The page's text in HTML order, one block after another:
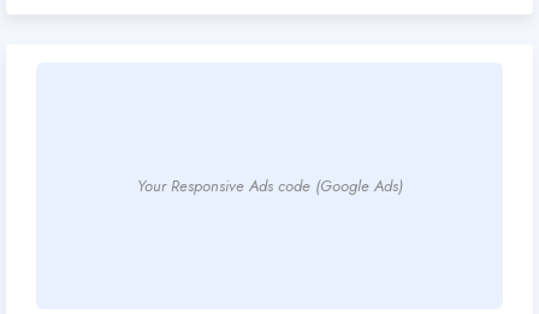
Your Responsive Ads code (Google Ads)